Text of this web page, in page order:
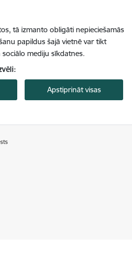
tā izmanto obligāti nepieciešamās
papildus šajā vietnē var tikt
mediju sīkdatnes.
Apstiprināt visas